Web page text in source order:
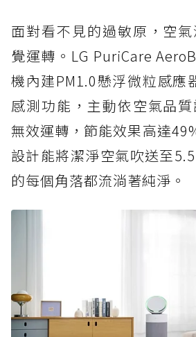
面對看不見的過敏原，空
覺運轉。LG PuriCare
機內建PM1.0懸浮微粒感應
感測功能，主動依空氣品
無效運轉，節能效果高達
設計能將潔淨空氣吹送至
的每個角落都流淌著純淨。